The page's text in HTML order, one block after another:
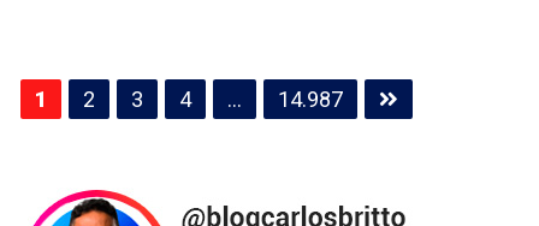
Paginação
de
1 2 3 4 … 14.987